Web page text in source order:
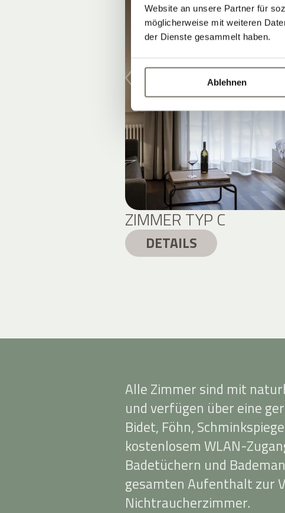
Website an unsere Partner für
möglicherweise mit weiteren
der Dienste gesammelt haben.
Ablehnen
ZIMMER TYP C
DETAILS
Alle Zimmer sind mit
und verfügen über eine
Bidet, Föhn,
kostenlosem WLAN-
Badetüchern und
gesamten Aufenthalt zur
Nichtraucherzimmer.